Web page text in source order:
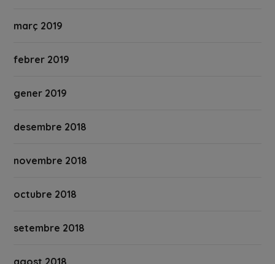
març 2019
febrer 2019
gener 2019
desembre 2018
novembre 2018
octubre 2018
setembre 2018